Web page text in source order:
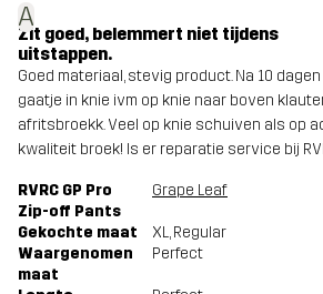
A
Zit goed, belemmert niet tijdens
uitstappen.
Goed materiaal, stevig product. Na 10
gaatje in knie ivm op knie naar boven
afritsbroekk. Veel op knie schuiven als op
kwaliteit broek! Is er reparatie service bij
RVRC GP Pro
Zip-off Pants
Grape Leaf
Gekochte maat XL, Regular
Waargenomen
maat
Perfect